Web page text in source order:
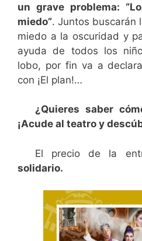
un grave problema:
miedo”. Juntos buscarán
miedo a la oscuridad y
ayuda de todos los
lobo, por fin va a
con ¡El plan!…
¿Quieres saber
¡Acude al teatro y
El precio de la
solidario.